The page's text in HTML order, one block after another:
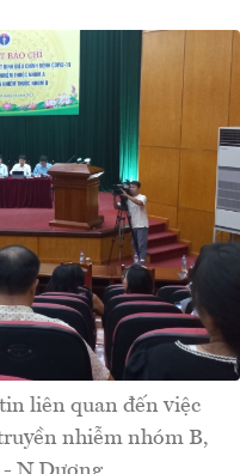
liên quan đến việc
nhiễm nhóm B,